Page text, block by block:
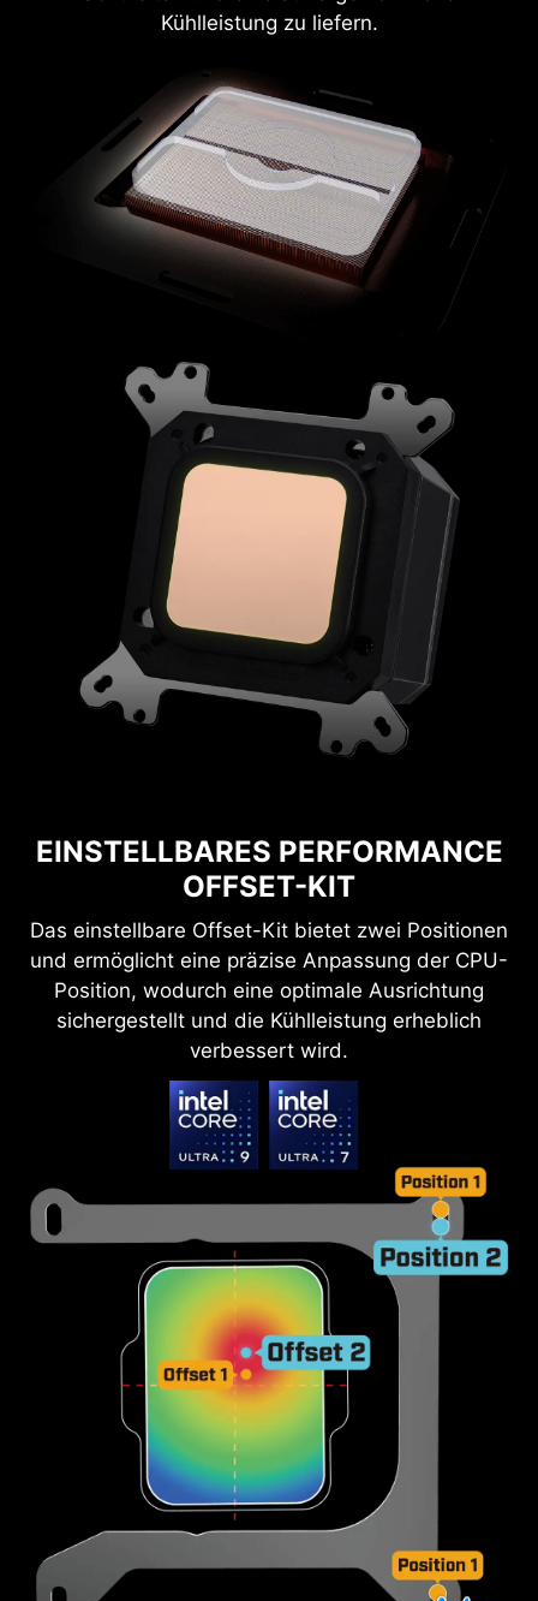
Kühlleistung zu liefern.
EINSTELLBARES PERFORMANCE
OFFSET-KIT
Das einstellbare Offset-Kit bietet zwei Positionen
und ermöglicht eine präzise Anpassung der CPU-
Position, wodurch eine optimale Ausrichtung
sichergestellt und die Kühlleistung erheblich
verbessert wird.